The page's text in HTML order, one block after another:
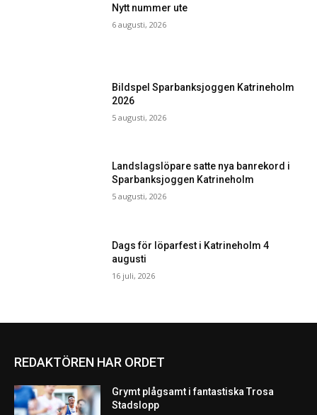
Nytt nummer ute
6 augusti, 2026
Bildspel Sparbanksjoggen Katrineholm
2026
5 augusti, 2026
Landslagslöpare satte nya banrekord i
Sparbanksjoggen Katrineholm
5 augusti, 2026
Dags för löparfest i Katrineholm 4
augusti
16 juli, 2026
REDAKTÖREN HAR ORDET
Grymt plågsamt i fantastiska Trosa
Stadslopp